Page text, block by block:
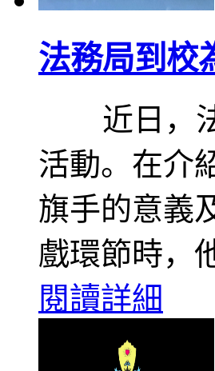
法務局到校
近日，法
活動。在介
旗手的意義
戲環節時，
閱讀詳細